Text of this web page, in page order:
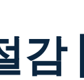
감